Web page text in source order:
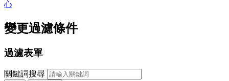
心
變更過濾條件
過濾表單
關鍵詞搜尋